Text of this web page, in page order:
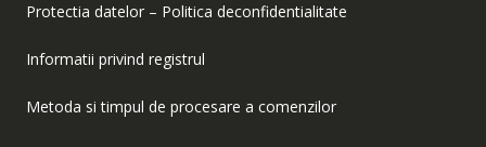
Protectia datelor – Politica deconfidentialitate
Informatii privind registrul
Metoda si timpul de procesare a comenzilor